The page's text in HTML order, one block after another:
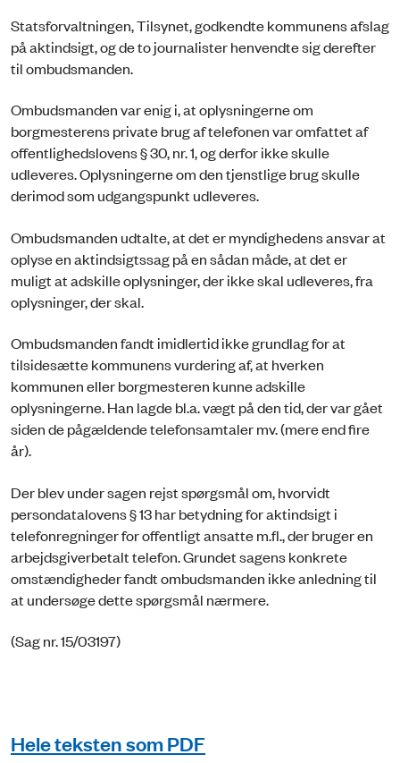
Statsforvaltningen, Tilsynet, godkendte kommunens afslag
på aktindsigt, og de to journalister henvendte sig derefter
til ombudsmanden.
Ombudsmanden var enig i, at oplysningerne om
borgmesterens private brug af telefonen var omfattet af
offentlighedslovens § 30, nr. 1, og derfor ikke skulle
udleveres. Oplysningerne om den tjenstlige brug skulle
derimod som udgangspunkt udleveres.
Ombudsmanden udtalte, at det er myndighedens ansvar at
oplyse en aktindsigtssag på en sådan måde, at det er
muligt at adskille oplysninger, der ikke skal udleveres, fra
oplysninger, der skal.
Ombudsmanden fandt imidlertid ikke grundlag for at
tilsidesætte kommunens vurdering af, at hverken
kommunen eller borgmesteren kunne adskille
oplysningerne. Han lagde bl.a. vægt på den tid, der var gået
siden de pågældende telefonsamtaler mv. (mere end fire
år).
Der blev under sagen rejst spørgsmål om, hvorvidt
persondatalovens § 13 har betydning for aktindsigt i
telefonregninger for offentligt ansatte m.fl., der bruger en
arbejdsgiverbetalt telefon. Grundet sagens konkrete
omstændigheder fandt ombudsmanden ikke anledning til
at undersøge dette spørgsmål nærmere.
(Sag nr. 15/03197)
Hele teksten som PDF